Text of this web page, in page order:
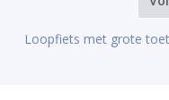
Loopfiets met grote